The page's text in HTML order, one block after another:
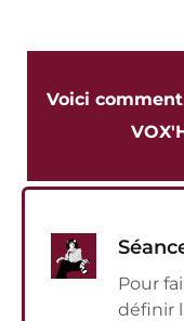
Voici
Pour
définir